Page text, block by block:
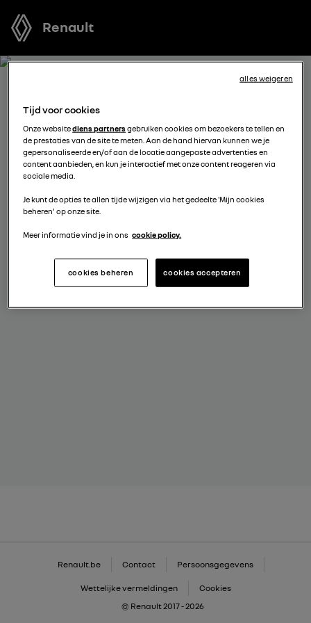
Renault
ONTVANG GRATIS JOUW
OFFERTE VOOR CAPTUR E-
TECH FULL HYBRID
offerte voor te stellen, met financieringsmogelijkheden
je aankoopplannen.
kies een verdeler
Renault.be Contact Persoonsgegevens
Wettelijke vermeldingen
Cookies
© Renault 2017 - 2026
Tijd voor cookies
Onze websitediens partnersgebruiken cookies om bezoekers te tellen en
de prestaties van de site te meten. Aan de hand hiervan kunnen we je
gepersonaliseerde en/of aan de locatie aangepaste advertenties en
content aanbieden, en kun je interactief met onze content reageren via
sociale media.
Je kunt de opties te allen tijde wijzigen via het gedeelte 'Mijn cookies
beheren' op onze site.
Meer informatie vind je in ons cookie policy.
cookies accepteren
cookies beheren
alles weigeren